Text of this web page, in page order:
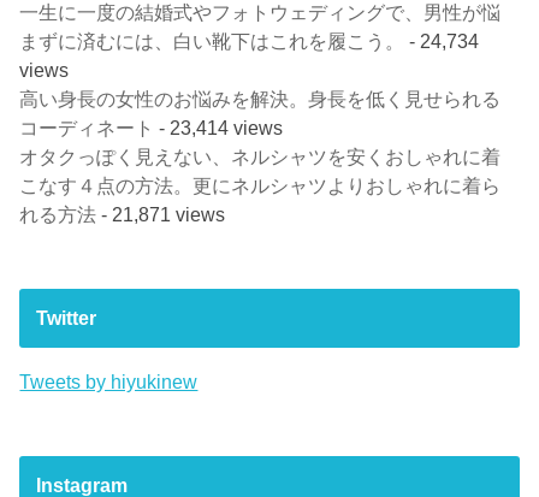
一生に一度の結婚式やフォトウェディングで、男性が悩
まずに済むには、白い靴下はこれを履こう。
- 24,734
views
高い身長の女性のお悩みを解決。身長を低く見せられる
コーディネート - 23,414 views
オタクっぽく見えない、ネルシャツを安くおしゃれに着
こなす４点の方法。更にネルシャツよりおしゃれに着ら
れる方法 - 21,871 views
Twitter
Tweets by hiyukinew
Instagram